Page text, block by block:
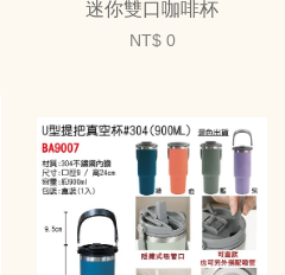
迷你雙口咖啡杯
NT$ 0